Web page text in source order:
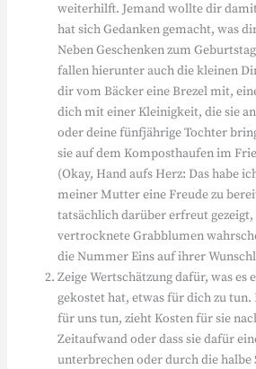
weiterhilft. Jemand wollte dir
hat sich Gedanken gemacht, was
Neben Geschenken zum
fallen hierunter auch die kleinen
dir vom Bäcker eine Brezel mit,
dich mit einer Kleinigkeit, die sie
oder deine fünfjährige Tochter
sie auf dem Komposthaufen im
(Okay, Hand aufs Herz: Das habe
meiner Mutter eine Freude zu
tatsächlich darüber erfreut gezeigt,
vertrocknete Grabblumen
die Nummer Eins auf ihrer
Zeige Wertschätzung dafür, was es
gekostet hat, etwas für dich zu tun.
für uns tun, zieht Kosten für sie
Zeitaufwand oder dass sie dafür
unterbrechen oder durch die halbe